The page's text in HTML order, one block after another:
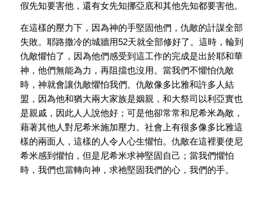
假先知要害他，還有女先知挪亞底和其他先知都要害他。
在這樣的壓力下，因為神的手堅固他們，仇敵的計謀全部
失敗。耶路撒冷的城牆用52天就全部修好了。這時，輪到
仇敵懼怕了，因為他們感受到這工作的完成是出於耶和華
神，他們無能為力，再阻擋也沒用。當我們不懼怕仇敵
時，神就會讓仇敵懼怕我們。仇敵像多比雅和許多人結
盟，因為他和猶大兩大家族是姻親，和大祭司以利亞實也
是親戚，因此人人說他好；可是他卻常常和尼希米為敵，
藉著其他人對尼希米施加壓力。社會上有很多像多比雅這
樣的兩面人，這樣的人令人心生懼怕。仇敵在這裡要使尼
希米感到懼怕，但是尼希米求神堅固自己；當我們懼怕
時，我們也當轉向神，求祂堅固我們的心，我們的手。